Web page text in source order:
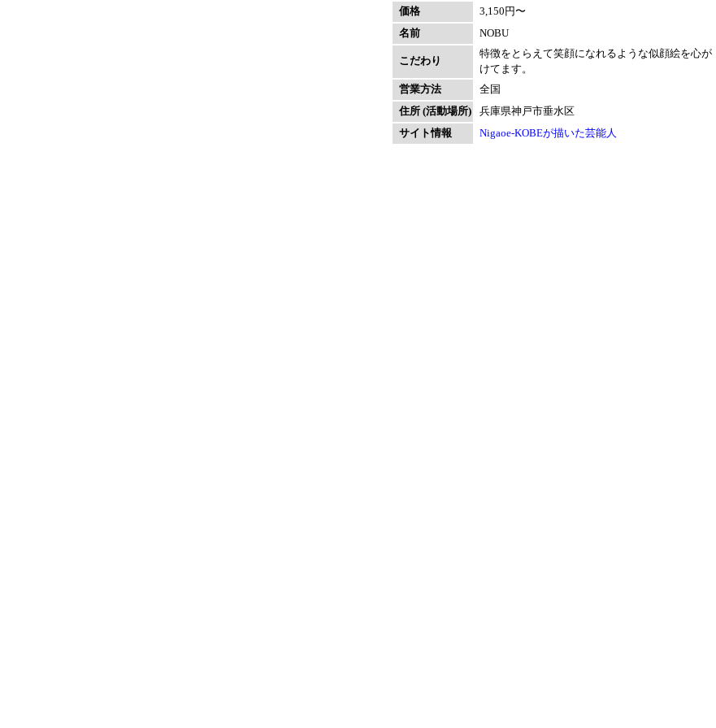
価格
3,150円〜
名前
NOBU
こだわり
特徴をとらえて笑顔になれるような似顔絵を心が
けてます。
営業方法
全国
住所 (活動場所)
兵庫県神戸市垂水区
サイト情報
Nigaoe-KOBEが描いた芸能人